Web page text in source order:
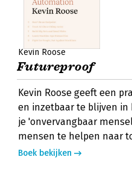
Kevin Roose
Futureproof
Kevin Roose geeft een
en inzetbaar te blijven
je 'onvervangbaar
mensen te helpen naar
Boek bekijken